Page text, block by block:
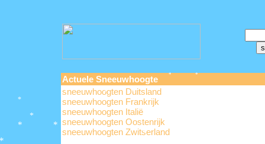
*
*
*
*
Actuele Sneeuwhoogte
sneeuwhoogten Duitsland
sneeuwhoogten Frankrijk
sneeuwhoogten Italië
sneeuwhoogten Oostenrijk
sneeuwhoogten Zwitserland